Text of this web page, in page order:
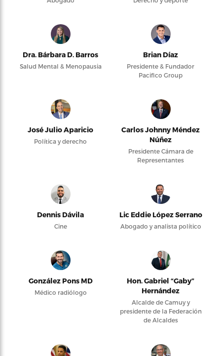
Dra. Bárbara D. Barros
Salud Mental & Menopausia
Brian Díaz
Presidente & Fundador
Pacifico Group
José Julio Aparicio
Política y derecho
Carlos Johnny Méndez
Núñez
Presidente Cámara de
Representantes
Dennis Dávila
Cine
Lic Eddie López Serrano
Abogado y analista político
González Pons MD
Médico radiólogo
Hon. Gabriel “Gaby”
Hernández
Alcalde de Camuy y
presidente de la Federación
de Alcaldes